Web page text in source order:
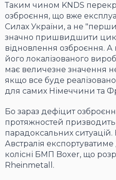
Таким чином KNDS
озброєння, що вже
Силах України, а не
значно пришвидшити
відновлення озброєння. А
його локалізованого
має величезне значення
якщо все буде
для самих Німеччини та
Бо зараз дефіцит
протяжностей
парадоксальних
Австралія
колісні БМП Boxer, що
Rheinmetall.